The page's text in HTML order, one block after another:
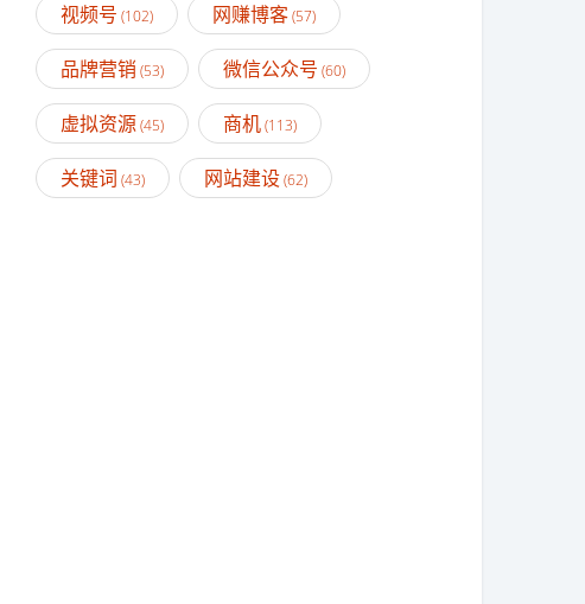
视频号 (102) 网赚博客(57)
品牌营销 (53) 微信公众号 (60)
虚拟资源(45) 商机(113)
关键词 (43) 网站建设(62)